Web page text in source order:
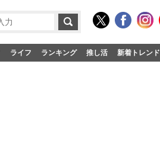
ライフ ランキング 推し活 新着トレンド